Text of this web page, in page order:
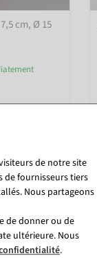
cm, Ø 15
de notre site
de fournisseurs tiers
Nous partageons
de donner ou de
ultérieure. Nous
.